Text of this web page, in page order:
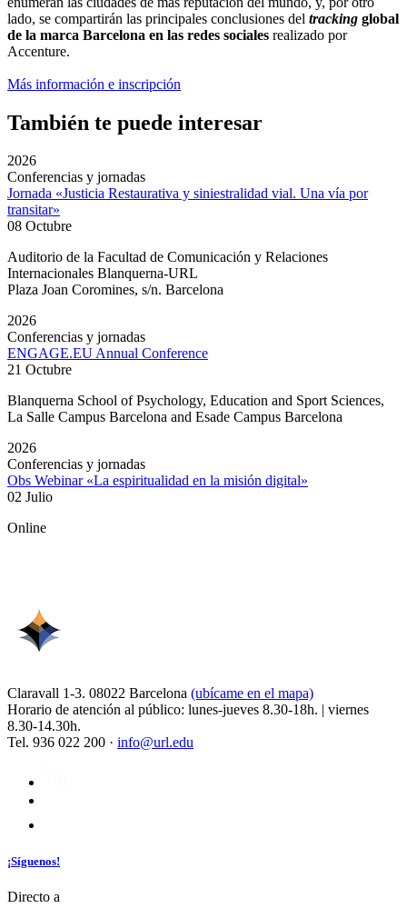
lado, se compartirán las principales conclusiones del tracking global
de la marca Barcelona en las redes sociales realizado por
Accenture.
Más información e inscripción
También te puede interesar
2026
Conferencias y jornadas
Jornada «Justicia Restaurativa y siniestralidad vial. Una vía por
transitar»
08 Octubre
Auditorio de la Facultad de Comunicación y Relaciones
Internacionales Blanquerna-URL
Plaza Joan Coromines, s/n. Barcelona
2026
Conferencias y jornadas
ENGAGE.EU Annual Conference
21 Octubre
Blanquerna School of Psychology, Education and Sport Sciences,
La Salle Campus Barcelona and Esade Campus Barcelona
2026
Conferencias y jornadas
Obs Webinar «La espiritualidad en la misión digital»
02 Julio
Online
Claravall 1-3. 08022 Barcelona (ubícame en el mapa)
Horario de atención al público: lunes-jueves 8.30-18h. | viernes
8.30-14.30h.
Tel. 936 022 200 · info@url.edu
¡Síguenos!
Directo a